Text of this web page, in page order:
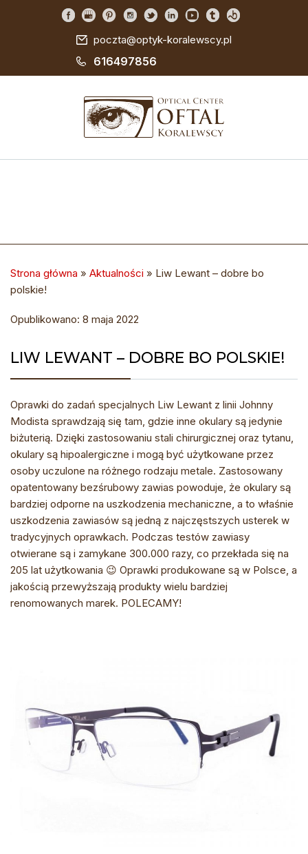
poczta@optyk-koralewscy.pl
616497856
Strona główna » Aktualności » Liw Lewant – dobre bo
polskie!
Opublikowano: 8 maja 2022
LIW LEWANT – DOBRE BO POLSKIE!
Oprawki do zadań specjalnych Liw Lewant z linii Johnny
Modista sprawdzają się tam, gdzie inne okulary są jedynie
biżuterią. Dzięki zastosowaniu stali chirurgicznej oraz tytanu,
okulary są hipoalergiczne i mogą być użytkowane przez
osoby uczulone na różnego rodzaju metale. Zastosowany
opatentowany bezśrubowy zawias powoduje, że okulary są
bardziej odporne na uszkodzenia mechaniczne, a to właśnie
uszkodzenia zawiasów są jedną z najczęstszych usterek w
tradycyjnych oprawkach. Podczas testów zawiasy
otwierane są i zamykane 300.000 razy, co przekłada się na
205 lat użytkowania 😉 Oprawki produkowane są w Polsce, a
jakością przewyższają produkty wielu bardziej
renomowanych marek. POLECAMY!